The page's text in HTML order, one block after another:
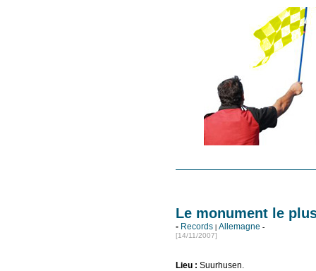
Le monument le
- Records | Allemagne -
[14/11/2007]
Lieu : Suurhusen.